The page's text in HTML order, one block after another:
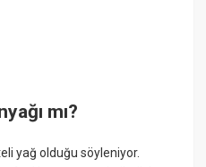
mı?
yağ olduğu söyleniyor.